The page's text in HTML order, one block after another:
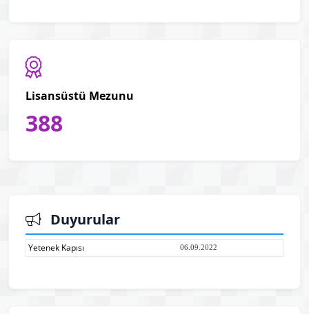
Lisansüstü Mezunu
388
Duyurular
Yetenek Kapısı 06.09.2022